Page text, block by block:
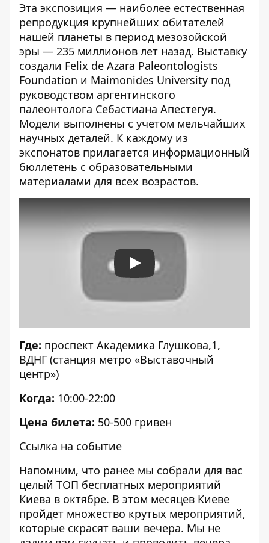
Эта экспозиция — наиболее естественная
репродукция крупнейших обитателей
нашей планеты в период мезозойской
эры — 235 миллионов лет назад. Выставку
создали Felix de Azara Paleontologists
Foundation и Maimonides University под
руководством аргентинского
палеонтолога Себастиана Апестегуя.
Модели выполнены с учетом мельчайших
научных деталей. К каждому из
экспонатов прилагается информационный
бюллетень с образовательными
материалами для всех возрастов.
Play
Где: проспект Академика Глушкова,1,
ВДНГ (станция метро «Выставочный
центр»)
Когда: 10:00-22:00
Цена билета: 50-500 гривен
Ссылка на событие
Напомним, что ранее мы собрали для вас
целый ТОП бесплатных мероприятий
Киева в октябре. В этом месяцев Киеве
пройдет множество крутых мероприятий,
которые скрасят ваши вечера. Мы не